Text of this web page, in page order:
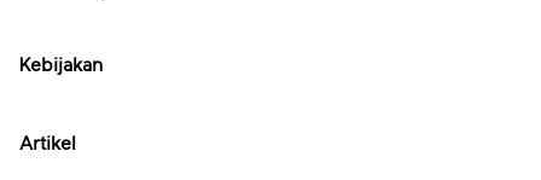
Kebijakan
Artikel